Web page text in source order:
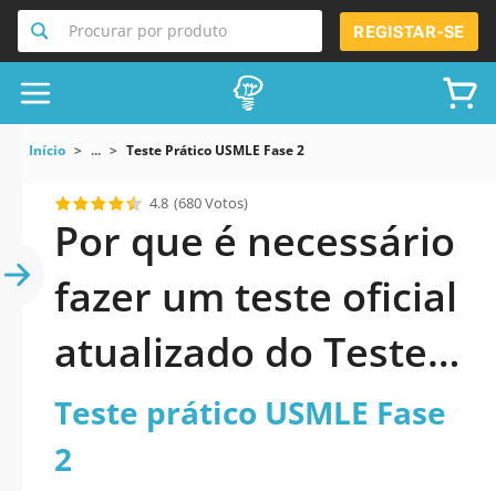
Procurar por produto REGISTAR-SE
Início ... Teste Prático USMLE Fase 2
4.8 (680 Votos)
Por que é necessário
fazer um teste oficial
atualizado do Teste
prático USMLE Fase 2
2026?
Teste prático USMLE Fase
2